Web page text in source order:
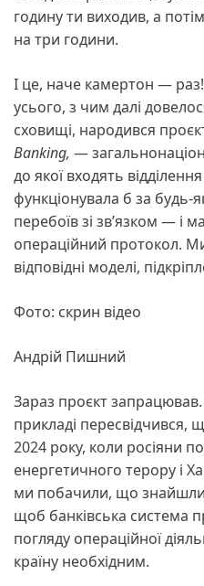
годину ти виходив, а
на три години.
І це, наче камертон —
усього, з чим далі
сховищі, народився
Banking, —
до якої входять
функціонувала б за будь-
перебоїв зі зв’язком — і
операційний протокол.
відповідні моделі,
Фото: скрин відео
Андрій Пишний
Зараз проєкт
прикладі пересвідчився,
2024 року, коли росіяни
енергетичного терору і
ми побачили, що знайшли
щоб банківська система
погляду операційної
країну необхідним.